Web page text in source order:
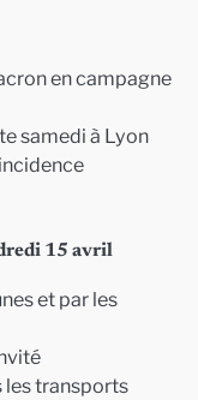
en campagne
samedi à Lyon
15 avril
et par les
les transports